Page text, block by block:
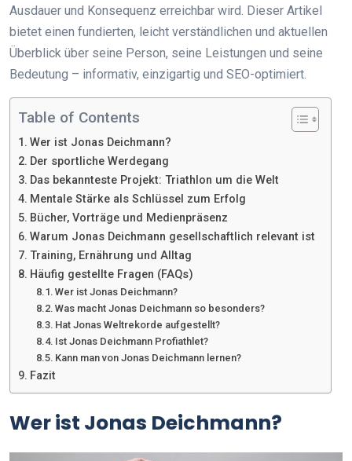
Ausdauer und Konsequenz erreichbar wird. Dieser Artikel
bietet einen fundierten, leicht verständlichen und aktuellen
Überblick über seine Person, seine Leistungen und seine
Bedeutung – informativ, einzigartig und SEO-optimiert.
Table of Contents
Wer ist Jonas Deichmann?
Der sportliche Werdegang
Das bekannteste Projekt: Triathlon um die Welt
Mentale Stärke als Schlüssel zum Erfolg
Bücher, Vorträge und Medienpräsenz
Warum Jonas Deichmann gesellschaftlich relevant ist
Training, Ernährung und Alltag
Häufig gestellte Fragen (FAQs)
Wer ist Jonas Deichmann?
Was macht Jonas Deichmann so besonders?
Hat Jonas Weltrekorde aufgestellt?
Ist Jonas Deichmann Profiathlet?
Kann man von Jonas Deichmann lernen?
Fazit
Wer ist Jonas Deichmann?